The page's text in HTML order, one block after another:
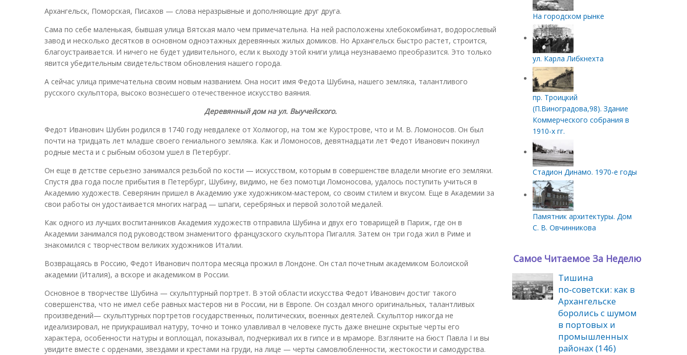
Архангельск, Поморская, Писахов — слова неразрывные и дополняющие друг друга.
Сама по себе маленькая, бывшая улица Вятская мало чем примечательна. На ней расположены хлебокомбинат, водорослевый
завод и несколько десятков в основном одноэтажных деревянных жилых домиков. Но Архангельск быстро растет, строится,
благоустраивается. И ничего не будет удивительного, если к выходу этой книги улица неузнаваемо преобразится. Это только
явится убедительным свидетельством обновления нашего города.
А сейчас улица примечательна своим новым названием. Она носит имя Федота Шубина, нашего земляка, талантливого
русского скульптора, высоко вознесшего отечественное искусство ваяния.
Деревянный дом на ул. Выучейского.
Федот Иванович Шубин родился в 1740 году невдалеке от Холмогор, на том же Курострове, что и М. В. Ломоносов. Он был
почти на тридцать лет младше своего гениального земляка. Как и Ломоносов, девятнадцати лет Федот Иванович покинул
родные места и с рыбным обозом ушел в Петербург.
Он еще в детстве серьезно занимался резьбой по кости — искусством, которым в совершенстве владели многие его земляки.
Спустя два года после прибытия в Петербург, Шубину, видимо, не без помотци Ломоносова, удалось поступить учиться в
Академию художеств. Северянин пришел в Академию уже художником-мастером, со своим стилем и вкусом. Еще в Академии за
свои работы он удостаивается многих наград — шпаги, серебряных и первой золотой медалей.
Как одного из лучших воспитанников Академия художеств отправила Шубина и двух его товарищей в Париж, где он в
Академии занимался под руководством знаменитого французского скульптора Пигалля. Затем он три года жил в Риме и
знакомился с творчеством великих художников Италии.
Возвращаясь в Россию, Федот Иванович полтора месяца прожил в Лондоне. Он стал почетным академиком Болоиской
академии (Италия), а вскоре и академиком в России.
Основное в творчестве Шубина — скульптурный портрет. В этой области искусства Федот Иванович достиг такого
совершенства, что не имел себе равных мастеров ни в России, ни в Европе. Он создал много оригинальных, талантливых
произведений— скульптурных портретов государственных, политических, военных деятелей. Скульптор никогда не
идеализировал, не приукрашивал натуру, точно и тонко улавливал в человеке пусть даже внешне скрытые черты его
характера, особенности натуры и воплощал, показывал, подчеркивал их в гипсе и в мраморе. Взгляните на бюст Павла I и вы
увидите вместе с орденами, звездами и крестами на груди, на лице — черты самовлюбленности, жестокости и самодурства.
На городском рынке
ул. Карла Либкнехта
пр. Троицкий
(П.Виноградова,98). Здание
Коммерческого собрания в
1910-х гг.
Стадион Динамо. 1970-е годы
Памятник архитектуры. Дом
С. В. Овчинникова
Самое Читаемое За Неделю
Тишина
по‑советски: как в
Архангельске
боролись с шумом
в портовых и
промышленных
районах (146)